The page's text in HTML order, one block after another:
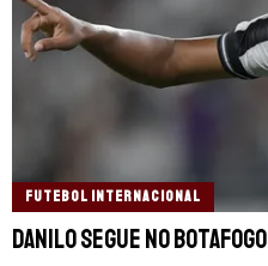
FUTEBOL INTERNACIONAL
Danilo segue no